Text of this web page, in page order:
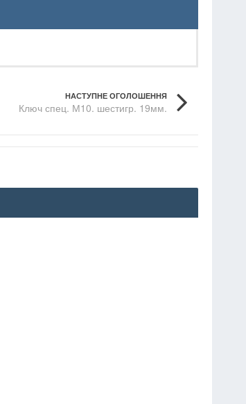
НАСТУПНЕ ОГОЛОШЕННЯ
Ключ спец. М10. шестигр. 19мм.